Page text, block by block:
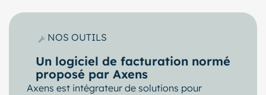
NOS OUTILS
Un logiciel de facturation normé
proposé par Axens
Axens est intégrateur de solutions pour